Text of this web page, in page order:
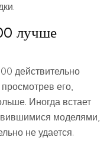
лучше
действительно
его,
Иногда встает
моделями,
не удается.